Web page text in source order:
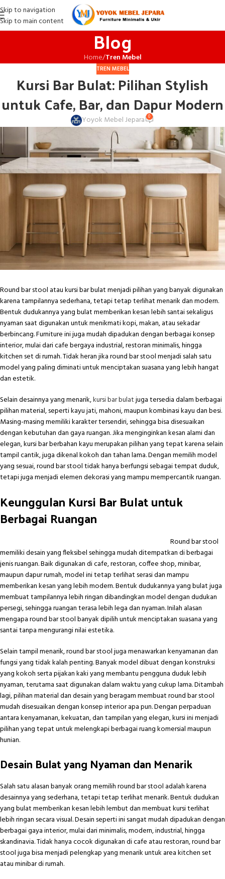
Skip to navigation
Skip to main content
Blog
Home/Tren Mebel
TREN MEBEL
Kursi Bar Bulat: Pilihan Stylish
untuk Cafe, Bar, dan Dapur Modern
Yoyok Mebel Jepara 0
Round bar stool atau kursi bar bulat menjadi pilihan yang banyak digunakan
karena tampilannya sederhana, tetapi tetap terlihat menarik dan modern.
Bentuk dudukannya yang bulat memberikan kesan lebih santai sekaligus
nyaman saat digunakan untuk menikmati kopi, makan, atau sekadar
berbincang. Furniture ini juga mudah dipadukan dengan berbagai konsep
interior, mulai dari cafe bergaya industrial, restoran minimalis, hingga
kitchen set di rumah. Tidak heran jika round bar stool menjadi salah satu
model yang paling diminati untuk menciptakan suasana yang lebih hangat
dan estetik.
Selain desainnya yang menarik,kursi bar bulatjuga tersedia dalam berbagai
pilihan material, seperti kayu jati, mahoni, maupun kombinasi kayu dan besi.
Masing-masing memiliki karakter tersendiri, sehingga bisa disesuaikan
dengan kebutuhan dan gaya ruangan. Jika menginginkan kesan alami dan
elegan, kursi bar berbahan kayu merupakan pilihan yang tepat karena selain
tampil cantik, juga dikenal kokoh dan tahan lama. Dengan memilih model
yang sesuai, round bar stool tidak hanya berfungsi sebagai tempat duduk,
tetapi juga menjadi elemen dekorasi yang mampu mempercantik ruangan.
Keunggulan Kursi Bar Bulat untuk
Berbagai Ruangan
Round bar stool
memiliki desain yang fleksibel sehingga mudah ditempatkan di berbagai
jenis ruangan. Baik digunakan di cafe, restoran, coffee shop, minibar,
maupun dapur rumah, model ini tetap terlihat serasi dan mampu
memberikan kesan yang lebih modern. Bentuk dudukannya yang bulat juga
membuat tampilannya lebih ringan dibandingkan model dengan dudukan
persegi, sehingga ruangan terasa lebih lega dan nyaman. Inilah alasan
mengapa round bar stool banyak dipilih untuk menciptakan suasana yang
santai tanpa mengurangi nilai estetika.
Selain tampil menarik, round bar stool juga menawarkan kenyamanan dan
fungsi yang tidak kalah penting. Banyak model dibuat dengan konstruksi
yang kokoh serta pijakan kaki yang membantu pengguna duduk lebih
nyaman, terutama saat digunakan dalam waktu yang cukup lama. Ditambah
lagi, pilihan material dan desain yang beragam membuat round bar stool
mudah disesuaikan dengan konsep interior apa pun. Dengan perpaduan
antara kenyamanan, kekuatan, dan tampilan yang elegan, kursi ini menjadi
pilihan yang tepat untuk melengkapi berbagai ruang komersial maupun
hunian.
Desain Bulat yang Nyaman dan Menarik
Salah satu alasan banyak orang memilih round bar stool adalah karena
desainnya yang sederhana, tetapi tetap terlihat menarik. Bentuk dudukan
yang bulat memberikan kesan lebih lembut dan membuat kursi terlihat
lebih ringan secara visual. Desain seperti ini sangat mudah dipadukan dengan
berbagai gaya interior, mulai dari minimalis, modern, industrial, hingga
skandinavia. Tidak hanya cocok digunakan di cafe atau restoran, round bar
stool juga bisa menjadi pelengkap yang menarik untuk area kitchen set
atau minibar di rumah.